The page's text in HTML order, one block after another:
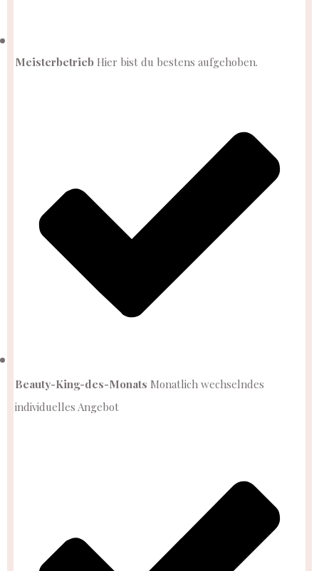
Meisterbetrieb Hier bist du bestens aufgehoben.
Beauty-King-des-Monats Monatlich wechselndes
individuelles Angebot